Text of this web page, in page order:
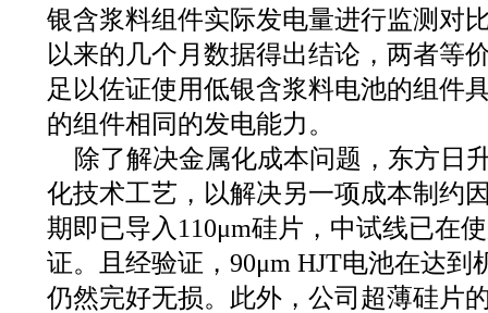
银含浆料组件实际发电量进行监测对
以来的几个月数据得出结论，两者等
足以佐证使用低银含浆料电池的组件
的组件相同的发电能力。
除了解决金属化成本问题，东方日
化技术工艺，以解决另一项成本制约
期即已导入110μm硅片，中试线已在
证。且经验证，90μm HJT电池在达到
仍然完好无损。此外，公司超薄硅片